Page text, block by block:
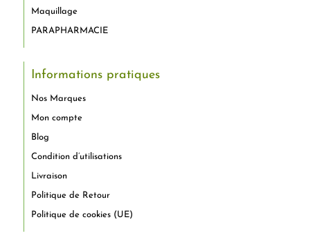
Maquillage
PARAPHARMACIE
Informations pratiques
Nos Marques
Mon compte
Blog
Condition d’utilisations
Livraison
Politique de Retour
Politique de cookies (UE)